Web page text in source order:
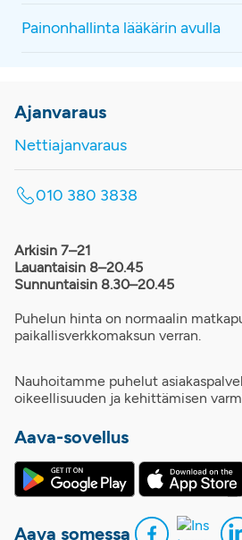
Painonhallinta lääkärin avulla
Ajanvaraus
Nettiajanvaraus
010 380 3838
Arkisin 7–21
Lauantaisin 8–20.45
Sunnuntaisin 8.30–20.45
Puhelun hinta on normaalin
paikallisverkkomaksun verran.
Nauhoitamme puhelut
oikeellisuuden ja kehittämisen
Aava-sovellus
Aava somessa